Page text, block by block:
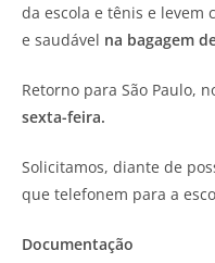
da escola e tênis e levem
e saudável na bagagem
Retorno para São Paulo,
sexta-feira.
Solicitamos, diante de
que telefonem para a
Documentação